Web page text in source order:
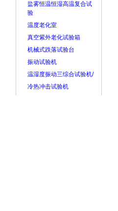
盐雾恒温恒湿高温复合试
验
温度老化室
真空紫外老化试验箱
机械式跌落试验台
振动试验机
温湿度振动三综合试验机/
冷热冲击试验机